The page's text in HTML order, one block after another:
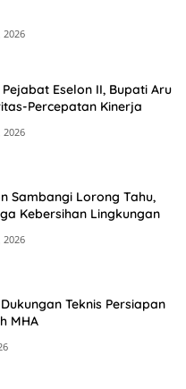
2026
Eselon II, Bupati Aru
Percepatan Kinerja
2026
Sambangi Lorong Tahu,
Kebersihan Lingkungan
2026
Teknis Persiapan
MHA